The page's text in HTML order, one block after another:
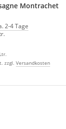
Montrachet
2-4 Tage
zzgl. Versandkosten